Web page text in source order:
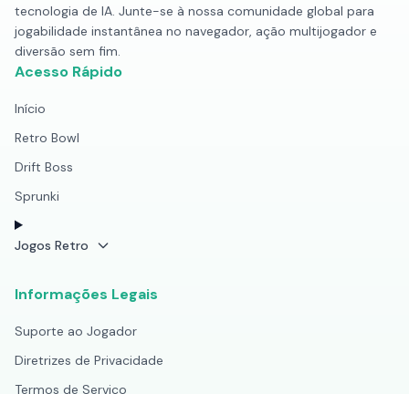
tecnologia de IA. Junte-se à nossa comunidade global para
jogabilidade instantânea no navegador, ação multijogador e
diversão sem fim.
Acesso Rápido
Início
Retro Bowl
Drift Boss
Sprunki
Jogos Retro
Informações Legais
Suporte ao Jogador
Diretrizes de Privacidade
Termos de Serviço